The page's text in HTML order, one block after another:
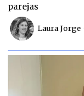
parejas
Laura Jorge